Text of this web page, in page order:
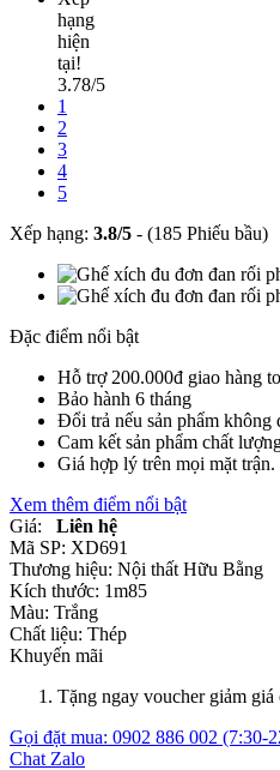
hạng
hiện
tại!
3.78/5
1
2
3
4
5
Xếp hạng: 3.8/5 - (185 Phiếu bầu)
Đặc điểm nổi bật
Hỗ trợ 200.000đ giao hàng
Bảo hành 6 tháng
Đổi trả nếu sản phẩm không
Cam kết sản phẩm chất
Giá hợp lý trên mọi mặt trận.
Xem thêm điểm nổi bật
Giá:
Liên hệ
Mã SP: XD691
Thương hiệu: Nội thất Hữu Bằng
Kích thước: 1m85
Màu: Trắng
Chất liệu: Thép
Khuyến mãi
Tặng ngay voucher giảm
Gọi đặt mua: 0902 886 002 (7:30-
Chat Zalo